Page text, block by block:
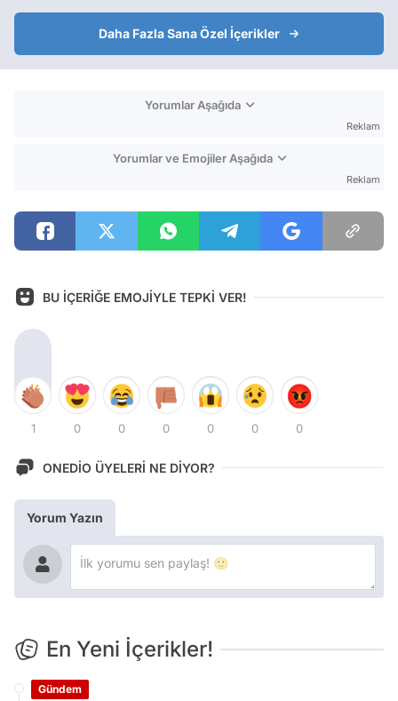
Daha Fazla Sana Özel İçerikler
Yorumlar Aşağıda
Reklam
Yorumlar ve Emojiler Aşağıda
Reklam
BU İÇERİĞE EMOJİYLE TEPKİ VER!
1 0 0 0 0 0 0
ONEDİO ÜYELERİ NE DİYOR?
Yorum Yazın
En Yeni İçerikler!
Gündem